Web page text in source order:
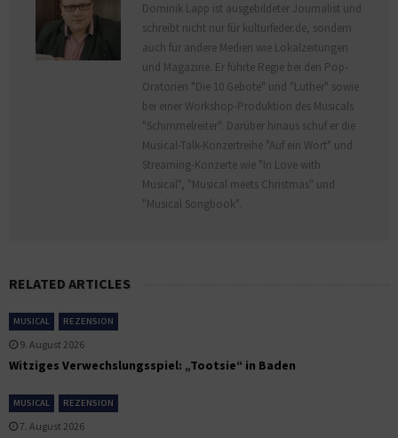
Dominik Lapp ist ausgebildeter Journalist und
schreibt nicht nur für kulturfeder.de, sondern
auch für andere Medien wie Lokalzeitungen
und Magazine. Er führte Regie bei den Pop-
Oratorien "Die 10 Gebote" und "Luther" sowie
bei einer Workshop-Produktion des Musicals
"Schimmelreiter". Darüber hinaus schuf er die
Musical-Talk-Konzertreihe "Auf ein Wort" und
Streaming-Konzerte wie "In Love with
Musical", "Musical meets Christmas" und
"Musical Songbook".
RELATED ARTICLES
MUSICAL REZENSION
9. August 2026
Witziges Verwechslungsspiel: „Tootsie“ in Baden
MUSICAL REZENSION
7. August 2026